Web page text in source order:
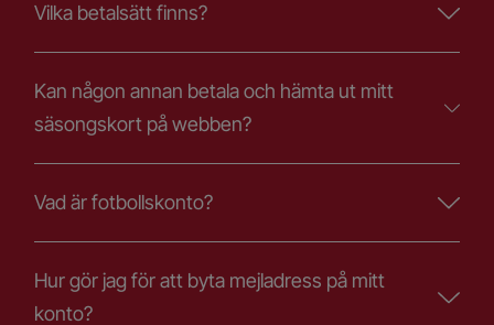
Vilka betalsätt finns?
Kan någon annan betala och hämta ut mitt
säsongskort på webben?
Vad är fotbollskonto?
Hur gör jag för att byta mejladress på mitt
konto?